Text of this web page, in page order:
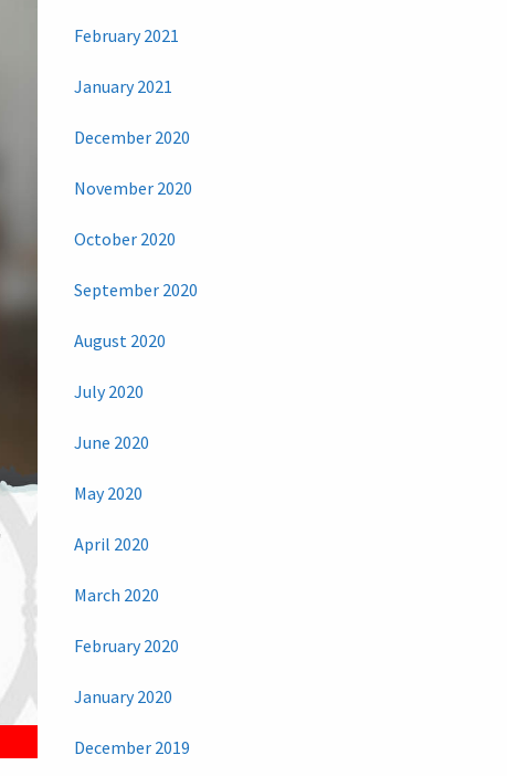
February 2021
January 2021
December 2020
November 2020
October 2020
September 2020
August 2020
July 2020
June 2020
May 2020
April 2020
March 2020
February 2020
January 2020
December 2019